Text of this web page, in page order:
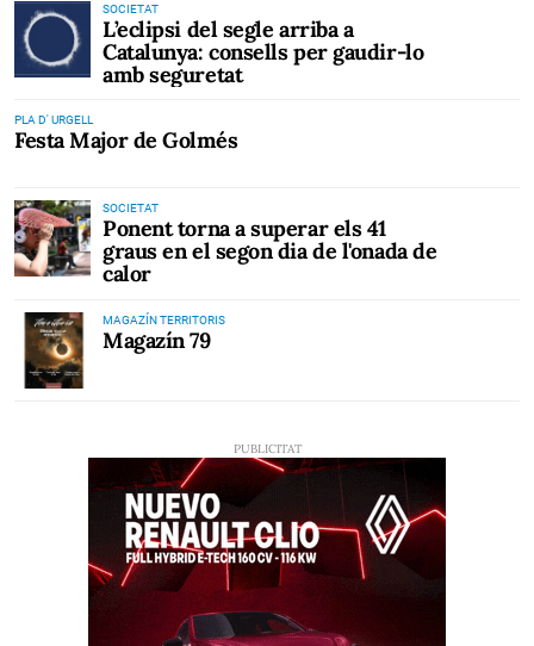
SOCIETAT
L’eclipsi del segle arriba a
Catalunya: consells per gaudir-lo
amb seguretat
PLA D' URGELL
Festa Major de Golmés
SOCIETAT
Ponent torna a superar els 41
graus en el segon dia de l'onada de
calor
MAGAZÍN TERRITORIS
Magazín 79